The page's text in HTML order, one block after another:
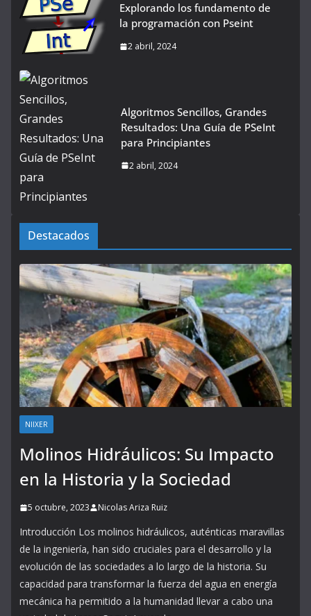
Explorando los fundamento de
la programación con Pseint
2 abril, 2024
Algoritmos Sencillos, Grandes
Resultados: Una Guía de PSeInt
para Principiantes
2 abril, 2024
Destacados
NIIXER
Molinos Hidráulicos: Su Impacto
en la Historia y la Sociedad
5 octubre, 2023 Nicolas Ariza Ruiz
Introducción Los molinos hidráulicos, auténticas maravillas
de la ingeniería, han sido cruciales para el desarrollo y la
evolución de las sociedades a lo largo de la historia. Su
capacidad para transformar la fuerza del agua en energía
mecánica ha permitido a la humanidad llevar a cabo una